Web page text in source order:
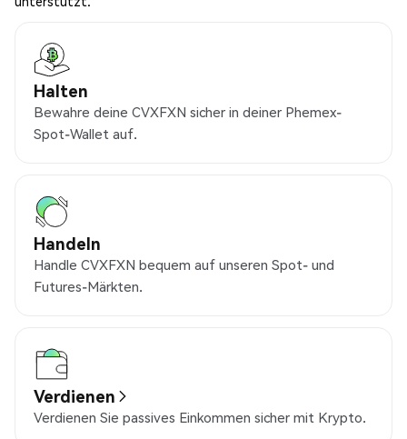
Halten
Bewahre deine CVXFXN sicher in deiner Phemex-
Spot-Wallet auf.
Handeln
Handle CVXFXN bequem auf unseren Spot- und
Futures-Märkten.
Verdienen
Verdienen Sie passives Einkommen sicher mit Krypto.